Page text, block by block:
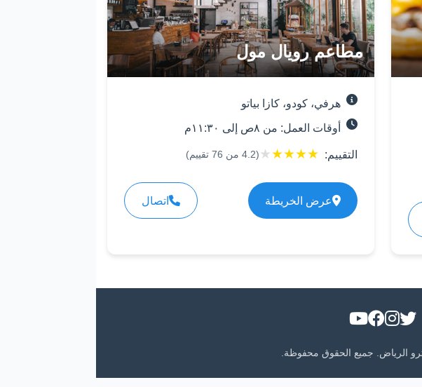
مطاعم رويال مول
هرفي، كودو، كازا بياتو
أوقات العمل: من ٨ص إلى ١١:٣٠م
التقييم: ★
★
★
★
★
(
4.2من 76تقييم)
عرض الخريطة اتصال
الرياض. جميع الحقوق محفوظة.